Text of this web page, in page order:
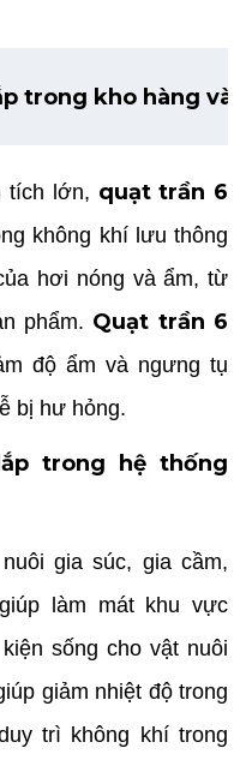
trong kho hàng và
tích lớn, quạt trần 6
không khí lưu thông
hơi nóng và ẩm, từ
phẩm. Quạt trần 6
độ ẩm và ngưng tụ
bị hư hỏng.
trong hệ thống
gia súc, gia cầm,
làm mát khu vực
sống cho vật nuôi
giảm nhiệt độ trong
trì không khí trong